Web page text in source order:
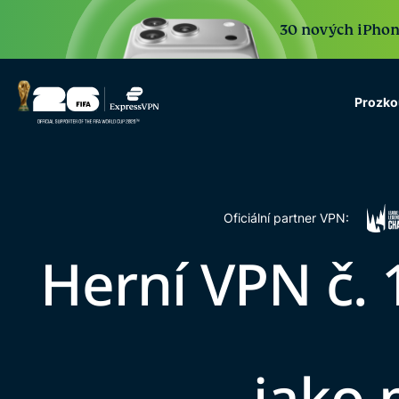
30 nových
VPN protection for
scale.
Oficiální partner VPN:
Herní VPN